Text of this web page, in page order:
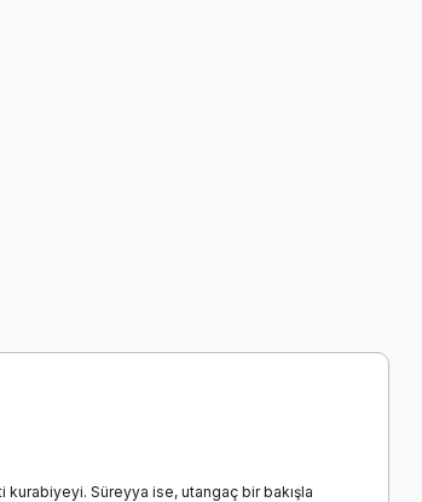
kurabiyeyi. Süreyya ise, utangaç bir bakışla